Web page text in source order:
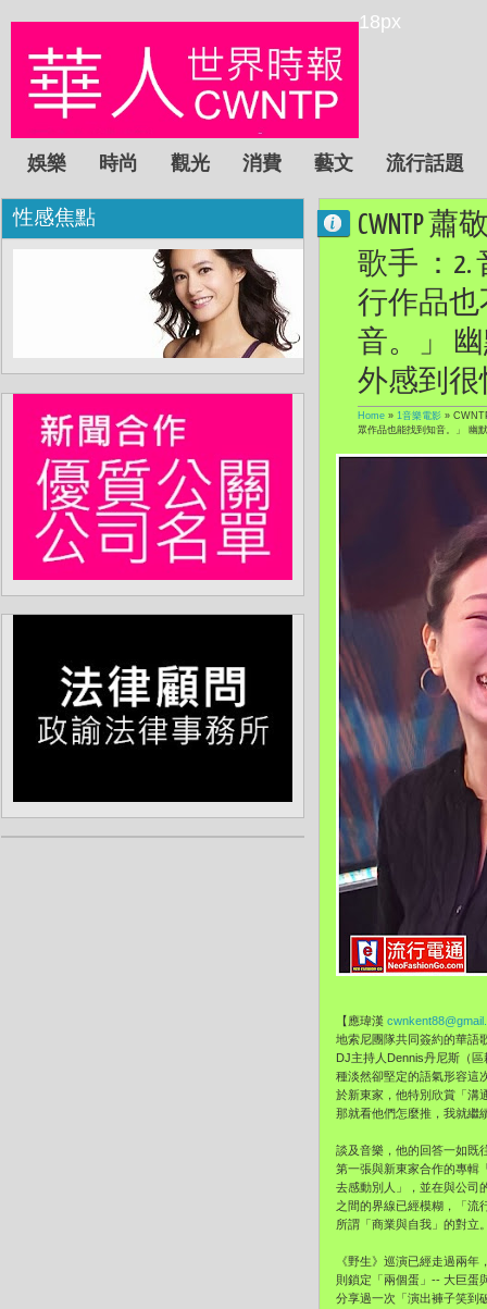
18px
娛樂 時尚 觀光 消費 藝文 流行話題
CWNTP
歌手 ：
行作品也
音。」
外感到很
Home » 1音樂電影 »
眾作品也能找到知音。」 幽
【應瑋漢
地索尼團隊共同簽約的華語
DJ主持人Dennis丹尼斯（
種淡然卻堅定的語氣形容這
於新東家，他特別欣賞「溝
那就看他們怎麼推，我就繼
談及音樂，他的回答一如既
第一張與新東家合作的專輯
去感動別人」，並在與公司
之間的界線已經模糊，「流
所謂「商業與自我」的對立
《野生》巡演已經走過兩
則鎖定「兩個蛋」-- 大巨蛋
分享過一次「演出褲子笑到
性感焦點